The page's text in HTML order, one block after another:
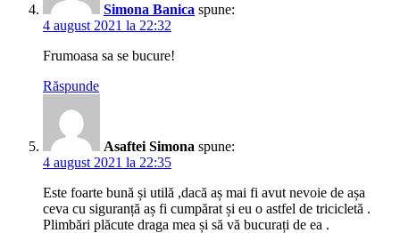
Simona Banica spune:
4 august 2021 la 22:32
Frumoasa sa se bucure!
Răspunde
Asaftei Simona spune:
4 august 2021 la 22:35
Este foarte bună și utilă ,dacă aș mai fi avut nevoie de așa
ceva cu siguranță aș fi cumpărat și eu o astfel de tricicletă .
Plimbări plăcute draga mea și să vă bucurați de ea .